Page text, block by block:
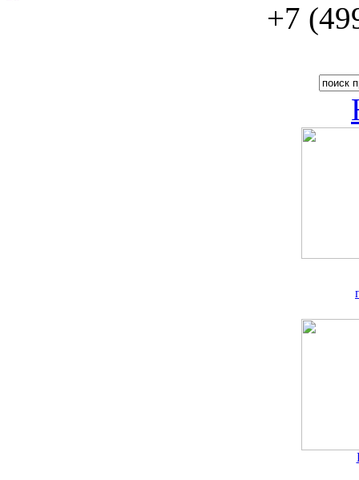
+7 (